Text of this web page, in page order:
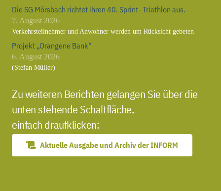
Die SG Mörsbach richtet ihren 40. Sprint- Triathlon aus.
7. August 2026
Verkehrsteilnehmer und Anwohner werden um Rücksicht gebeten
Projekt „Orangene Bank“
6. August 2026
(Stefan Müller)
Zu weiteren Berichten gelangen Sie über die
unten stehende Schaltfläche,
einfach draufklicken:
Aktuelle Ausgabe und Archiv der INFORM